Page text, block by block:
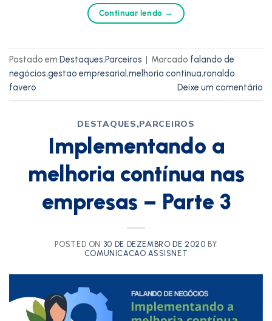
Continuar lendo →
Postado em Destaques,Parceiros | Marcado falando de
negócios,gestao empresarial ,melhoria continua,ronaldo
favero
Deixe um comentário
DESTAQUES,PARCEIROS
Implementando a
melhoria contínua nas
empresas – Parte 3
POSTED ON 30 DE DEZEMBRO DE 2020 BY
COMUNICACAO ASSISNET